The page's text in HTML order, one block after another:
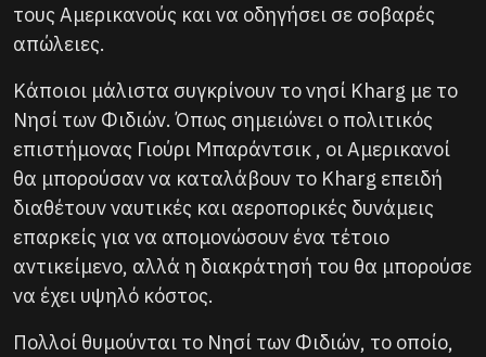
τους Αμερικανούς και να οδηγήσει σε σοβαρές
απώλειες.
Κάποιοι μάλιστα συγκρίνουν το νησί Kharg με το
Νησί των Φιδιών. Όπως σημειώνει ο πολιτικός
επιστήμονας Γιούρι Μπαράντσικ , οι Αμερικανοί
θα μπορούσαν να καταλάβουν το Kharg επειδή
διαθέτουν ναυτικές και αεροπορικές δυνάμεις
επαρκείς για να απομονώσουν ένα τέτοιο
αντικείμενο, αλλά η διακράτησή του θα μπορούσε
να έχει υψηλό κόστος.
Πολλοί θυμούνται το Νησί των Φιδιών, το οποίο,